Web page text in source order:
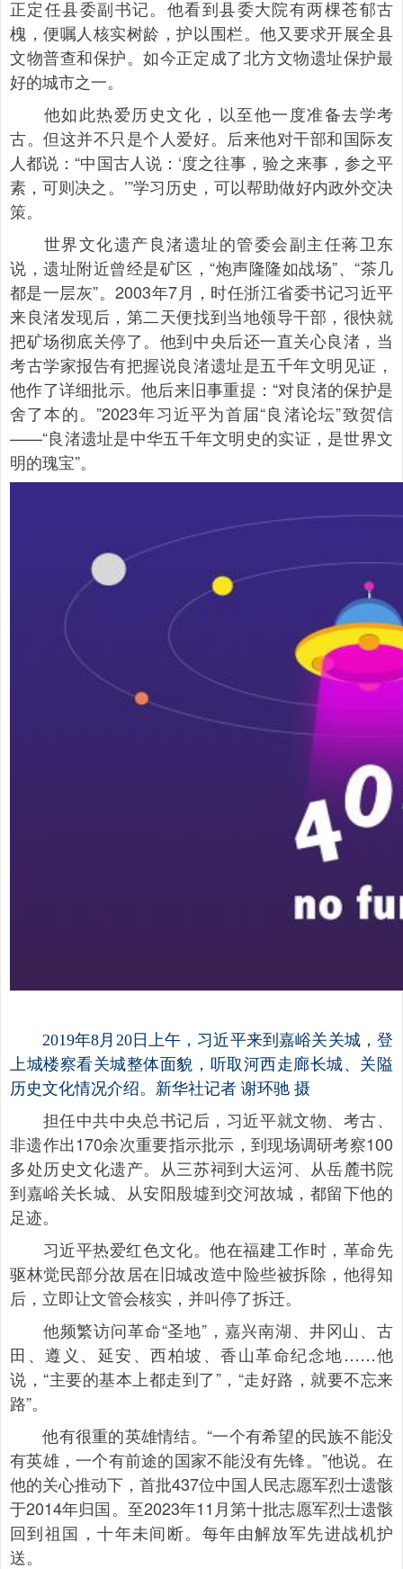
正定任县委副书记。他看到县委大院有两棵苍郁古
槐，便嘱人核实树龄，护以围栏。他又要求开展全县
文物普查和保护。如今正定成了北方文物遗址保护最
好的城市之一。
他如此热爱历史文化，以至他一度准备去学考
古。但这并不只是个人爱好。后来他对干部和国际友
人都说：“中国古人说：‘度之往事，验之来事，参之平
素，可则决之。’”学习历史，可以帮助做好内政外交决
策。
世界文化遗产良渚遗址的管委会副主任蒋卫东
说，遗址附近曾经是矿区，“炮声隆隆如战场”、“茶几
都是一层灰”。2003年7月，时任浙江省委书记习近平
来良渚发现后，第二天便找到当地领导干部，很快就
把矿场彻底关停了。他到中央后还一直关心良渚，当
考古学家报告有把握说良渚遗址是五千年文明见证，
他作了详细批示。他后来旧事重提：“对良渚的保护是
舍了本的。”2023年习近平为首届“良渚论坛”致贺信
——“良渚遗址是中华五千年文明史的实证，是世界文
明的瑰宝”。
2019年8月20日上午，习近平来到嘉峪关关城，登
上城楼察看关城整体面貌，听取河西走廊长城、关隘
历史文化情况介绍。新华社记者 谢环驰 摄
担任中共中央总书记后，习近平就文物、考古、
非遗作出170余次重要指示批示，到现场调研考察100
多处历史文化遗产。从三苏祠到大运河、从岳麓书院
到嘉峪关长城、从安阳殷墟到交河故城，都留下他的
足迹。
习近平热爱红色文化。他在福建工作时，革命先
驱林觉民部分故居在旧城改造中险些被拆除，他得知
后，立即让文管会核实，并叫停了拆迁。
他频繁访问革命“圣地”，嘉兴南湖、井冈山、古
田、遵义、延安、西柏坡、香山革命纪念地……他
说，“主要的基本上都走到了”，“走好路，就要不忘来
路”。
他有很重的英雄情结。“一个有希望的民族不能没
有英雄，一个有前途的国家不能没有先锋。”他说。在
他的关心推动下，首批437位中国人民志愿军烈士遗骸
于2014年归国。至2023年11月第十批志愿军烈士遗骸
回到祖国，十年未间断。每年由解放军先进战机护
送。